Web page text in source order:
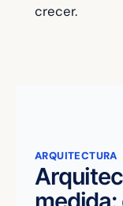
crecer.
ARQUITECTURA